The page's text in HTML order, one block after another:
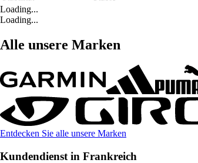
Loading...
Loading...
Alle unsere Marken
Entdecken Sie alle unsere Marken
Kundendienst in Frankreich